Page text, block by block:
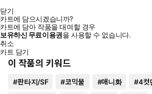
닫기
카트에 담으시겠습니까?
카트에 담아 작품을 대여할 경우
보유하신 무료이용권을 사용할 수 없습니다.
취소
카트 담기
이 작품의 키워드
#판타지/SF #코믹물 #애니화 #4컷